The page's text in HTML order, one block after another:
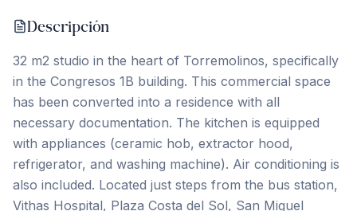
Descripción
32 m2 studio in the heart of Torremolinos, specifically
in the Congresos 1B building. This commercial space
has been converted into a residence with all
necessary documentation. The kitchen is equipped
with appliances (ceramic hob, extractor hood,
refrigerator, and washing machine). Air conditioning is
also included. Located just steps from the bus station,
Vithas Hospital, Plaza Costa del Sol, San Miguel